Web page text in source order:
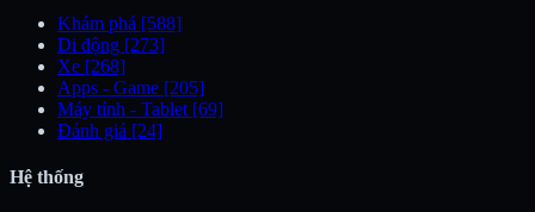
Khám phá [588]
Di động [273]
Xe [268]
Apps - Game [205]
Máy tính - Tablet [69]
Đánh giá [24]
Hệ thống